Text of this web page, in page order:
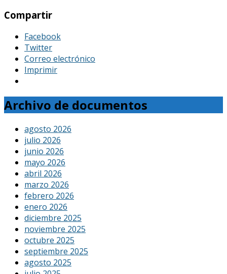
Compartir
Facebook
Twitter
Correo electrónico
Imprimir
Archivo de documentos
agosto 2026
julio 2026
junio 2026
mayo 2026
abril 2026
marzo 2026
febrero 2026
enero 2026
diciembre 2025
noviembre 2025
octubre 2025
septiembre 2025
agosto 2025